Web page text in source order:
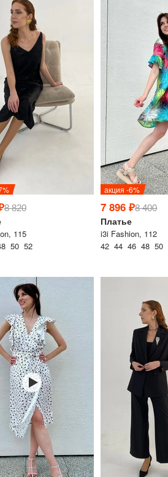
8 820
115
50 52
акция -6%
7 896 ₽8 400
Платье
i3i Fashion, 112
42 44 46 48 50